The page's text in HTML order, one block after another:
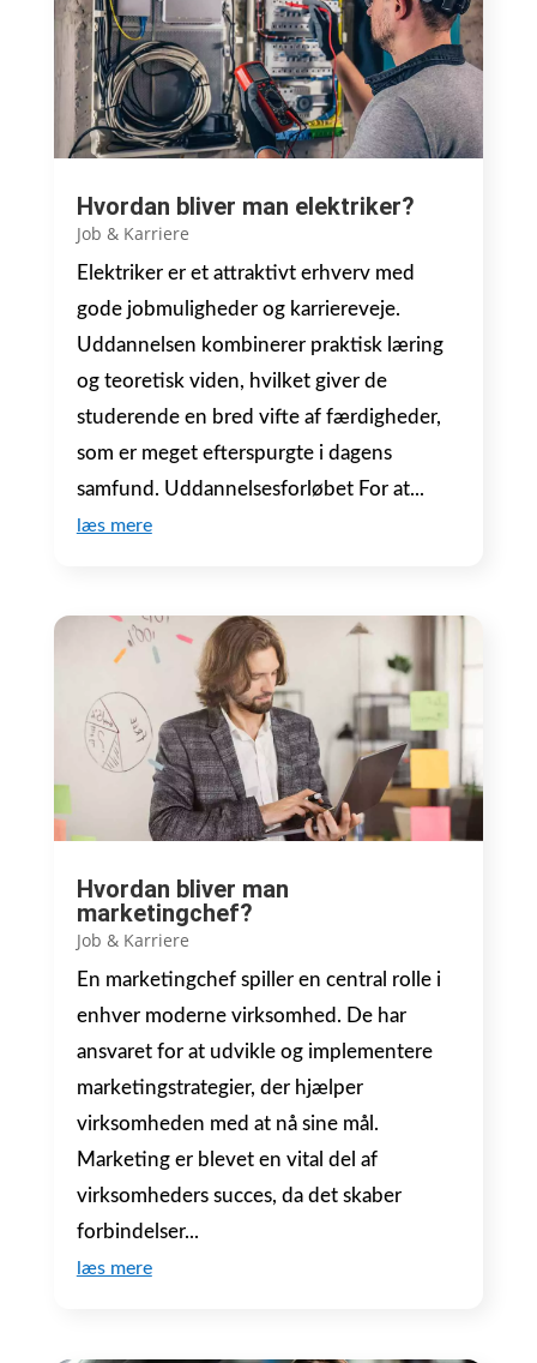
Hvordan bliver man elektriker?
Job & Karriere
Elektriker er et attraktivt erhverv med
gode jobmuligheder og karriereveje.
Uddannelsen kombinerer praktisk læring
og teoretisk viden, hvilket giver de
studerende en bred vifte af færdigheder,
som er meget efterspurgte i dagens
samfund. Uddannelsesforløbet For at...
læs mere
Hvordan bliver man
marketingchef?
Job & Karriere
En marketingchef spiller en central rolle i
enhver moderne virksomhed. De har
ansvaret for at udvikle og implementere
marketingstrategier, der hjælper
virksomheden med at nå sine mål.
Marketing er blevet en vital del af
virksomheders succes, da det skaber
forbindelser...
læs mere